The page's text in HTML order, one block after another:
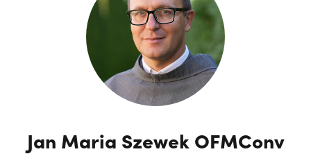
Jan Maria Szewek OFMConv